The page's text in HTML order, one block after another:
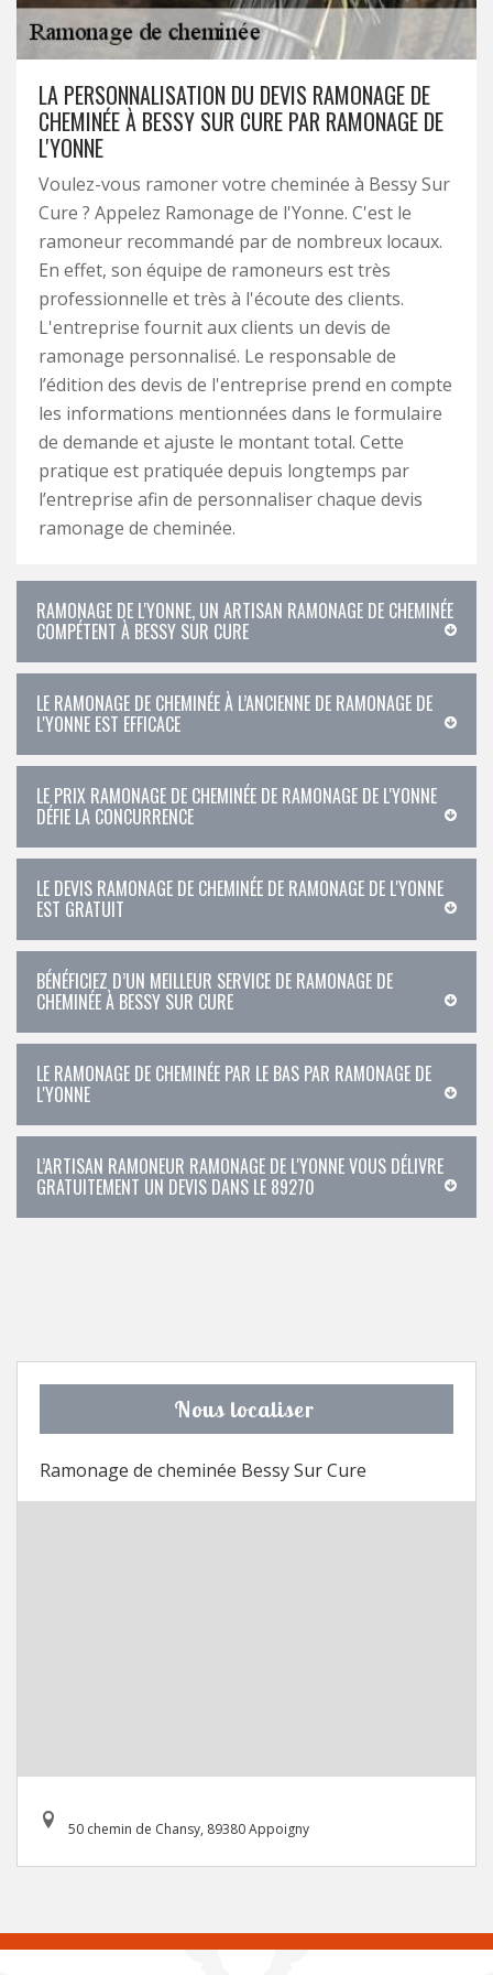
LA PERSONNALISATION DU DEVIS RAMONAGE DE
CHEMINÉE À BESSY SUR CURE PAR RAMONAGE DE
L'YONNE
Voulez-vous ramoner votre cheminée à Bessy Sur
Cure ? Appelez Ramonage de l'Yonne. C'est le
ramoneur recommandé par de nombreux locaux.
En effet, son équipe de ramoneurs est très
professionnelle et très à l'écoute des clients.
L'entreprise fournit aux clients un devis de
ramonage personnalisé. Le responsable de
l’édition des devis de l'entreprise prend en compte
les informations mentionnées dans le formulaire
de demande et ajuste le montant total. Cette
pratique est pratiquée depuis longtemps par
l’entreprise afin de personnaliser chaque devis
ramonage de cheminée.
RAMONAGE DE L'YONNE, UN ARTISAN RAMONAGE DE CHEMINÉE
COMPÉTENT À BESSY SUR CURE
LE RAMONAGE DE CHEMINÉE À L’ANCIENNE DE RAMONAGE DE
L'YONNE EST EFFICACE
LE PRIX RAMONAGE DE CHEMINÉE DE RAMONAGE DE L'YONNE
DÉFIE LA CONCURRENCE
LE DEVIS RAMONAGE DE CHEMINÉE DE RAMONAGE DE L'YONNE
EST GRATUIT
BÉNÉFICIEZ D’UN MEILLEUR SERVICE DE RAMONAGE DE
CHEMINÉE À BESSY SUR CURE
LE RAMONAGE DE CHEMINÉE PAR LE BAS PAR RAMONAGE DE
L'YONNE
L’ARTISAN RAMONEUR RAMONAGE DE L'YONNE VOUS DÉLIVRE
GRATUITEMENT UN DEVIS DANS LE 89270
Nous localiser
Ramonage de cheminée Bessy Sur Cure
50 chemin de Chansy, 89380 Appoigny